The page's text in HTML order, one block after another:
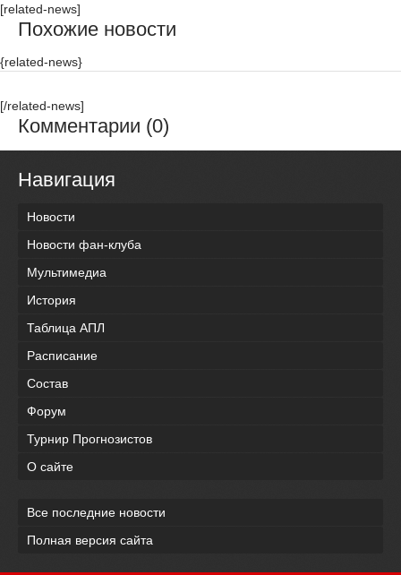
[related-news]
Похожие новости
{related-news}
[/related-news]
Комментарии (0)
Навигация
Новости
Новости фан-клуба
Мультимедиа
История
Таблица АПЛ
Расписание
Состав
Форум
Турнир Прогнозистов
О сайте
Все последние новости
Полная версия сайта